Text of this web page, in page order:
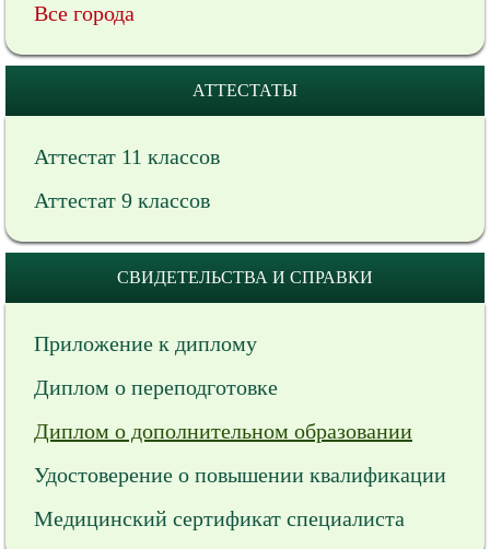
Все города
АТТЕСТАТЫ
Аттестат 11 классов
Аттестат 9 классов
СВИДЕТЕЛЬСТВА И СПРАВКИ
Приложение к диплому
Диплом о переподготовке
Диплом о дополнительном образовании
Удостоверение о повышении квалификации
Медицинский сертификат специалиста